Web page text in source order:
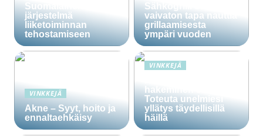
Suomalainen CRM-
järjestelmä
liiketoiminnan
tehostamiseen
Sähkögrilli on
vaivaton tapa nauttia
grillaamisesta
ympäri vuoden
VINKKEJÄ
Akne – Syyt, hoito ja
ennaltaehkäisy
VINKKEJÄ
hakeminen salassa –
Toteuta unelmiesi
yllätys täydellisillä
häillä